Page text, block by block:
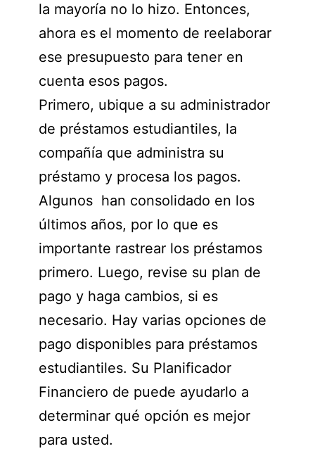
la mayoría no lo hizo. Entonces,
ahora es el momento de reelaborar
ese presupuesto para tener en
cuenta esos pagos.
Primero, ubique a su administrador
de préstamos estudiantiles, la
compañía que administra su
préstamo y procesa los pagos.
Algunos han consolidado en los
últimos años, por lo que es
importante rastrear los préstamos
primero. Luego, revise su plan de
pago y haga cambios, si es
necesario. Hay varias opciones de
pago disponibles para préstamos
estudiantiles. Su Planificador
Financiero de puede ayudarlo a
determinar qué opción es mejor
para usted.